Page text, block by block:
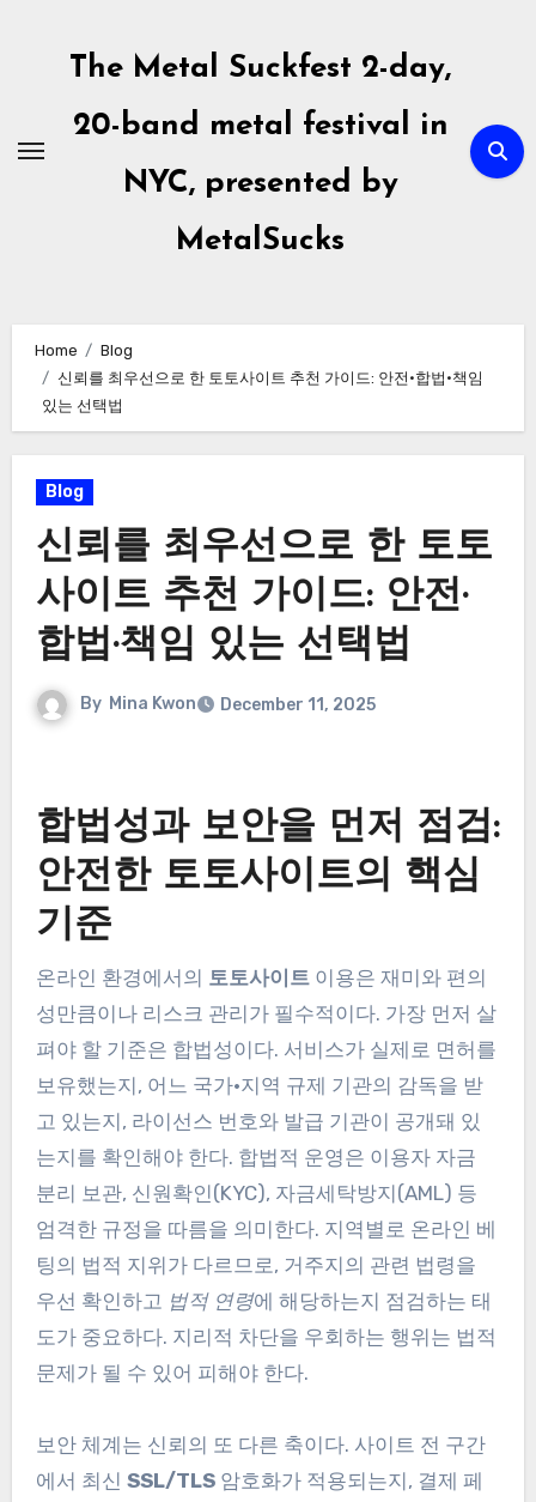
The Metal Suckfest 2-day,
20-band metal festival in
NYC, presented by
MetalSucks
Home
Blog
신뢰를 최우선으로 한 토토사이트 추천 가이드: 안전·합법·책임
있는 선택법
Blog
신뢰를 최우선으로 한 토토
사이트 추천 가이드: 안전·
합법·책임 있는 선택법
By Mina Kwon December 11, 2025
합법성과 보안을 먼저 점검:
안전한 토토사이트의 핵심
기준
온라인 환경에서의 토토사이트이용은 재미와 편의
성만큼이나 리스크 관리가 필수적이다. 가장 먼저 살
펴야 할 기준은 합법성이다. 서비스가 실제로 면허를
보유했는지, 어느 국가·지역 규제 기관의 감독을 받
고 있는지, 라이선스 번호와 발급 기관이 공개돼 있
는지를 확인해야 한다. 합법적 운영은 이용자 자금
분리 보관, 신원확인(KYC), 자금세탁방지(AML) 등
엄격한 규정을 따름을 의미한다. 지역별로 온라인 베
팅의 법적 지위가 다르므로, 거주지의 관련 법령을
우선 확인하고 법적 연령에 해당하는지 점검하는 태
도가 중요하다. 지리적 차단을 우회하는 행위는 법적
문제가 될 수 있어 피해야 한다.
보안 체계는 신뢰의 또 다른 축이다. 사이트 전 구간
에서 최신 SSL/TLS암호화가 적용되는지, 결제 페